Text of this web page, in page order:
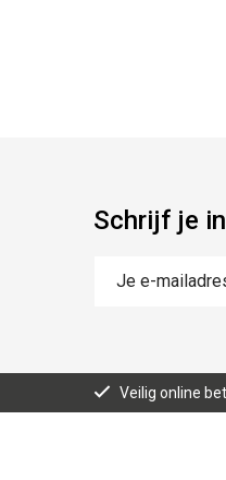
Schrijf je
Veilig online